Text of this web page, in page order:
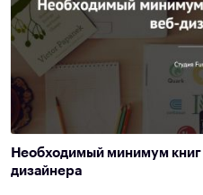
Необходимый минимум
дизайнера